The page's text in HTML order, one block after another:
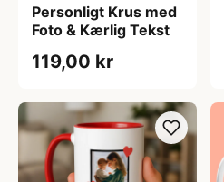
Personligt Krus med
Foto & Kærlig Tekst
119,00 kr